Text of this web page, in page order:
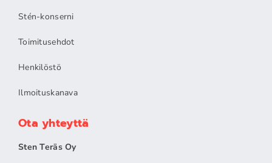
Stén-konserni
Toimitusehdot
Henkilöstö
Ilmoituskanava
Ota yhteyttä
Sten Teräs Oy